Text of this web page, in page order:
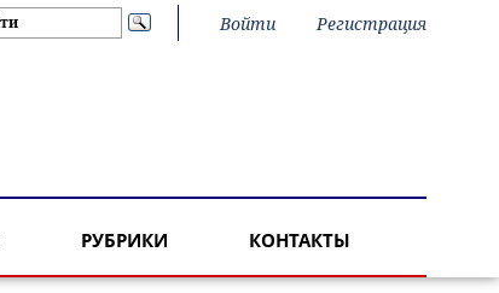
Войти Регистрация
РУБРИКИ КОНТАКТЫ